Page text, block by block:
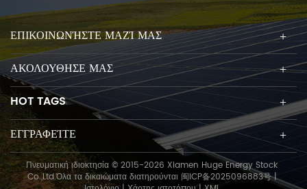
ΕΠΙΚΟΙΝΩΝΉΣΤΕ ΜΑΖΊ ΜΑΣ
ΑΚΟΛΟΥΘΗΣΕ ΜΑΣ
HOT TAGS
ΕΓΓΡΑΦΕΊΤΕ
Πνευματική ιδιοκτησία © 2015-2026 Xiamen Huge Energy Stock
Co.,Ltd.Όλα τα δικαιώματα διατηρούνται 闽ICP备2025096883号|